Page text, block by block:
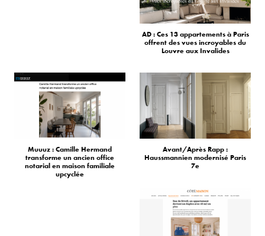
AD : Ces 13 appartements à Paris
offrent des vues incroyables du
Louvre aux Invalides
Muuuz : Camille Hermand
transforme un ancien office
notarial en maison familiale
upcyclée
Avant/Après Rapp :
Haussmannien modernisé Paris
7e